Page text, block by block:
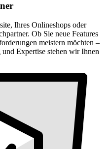
Ihres Onlineshops oder
Ob Sie neue Features
meistern möchten –
Expertise stehen wir Ihnen